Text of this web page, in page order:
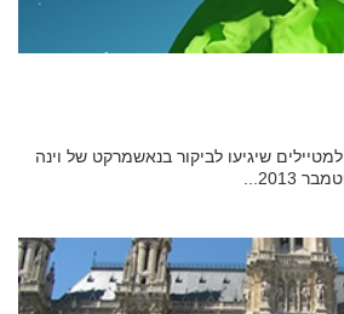
פסטיבל מדע בוינה 2013 למטיילים שיגיעו לביקור בנאשמרקט של וינה